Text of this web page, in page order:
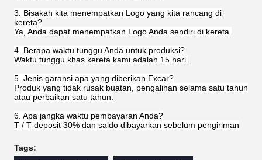
3. Bisakah kita menempatkan Logo yang kita rancang di
kereta?
Ya, Anda dapat menempatkan Logo Anda sendiri di kereta.
4. Berapa waktu tunggu Anda untuk produksi?
Waktu tunggu khas kereta kami adalah 15 hari.
5. Jenis garansi apa yang diberikan Excar?
Produk yang tidak rusak buatan, pengalihan selama satu tahun
atau perbaikan satu tahun.
6. Apa jangka waktu pembayaran Anda?
T / T deposit 30% dan saldo dibayarkan sebelum pengiriman
Tags: